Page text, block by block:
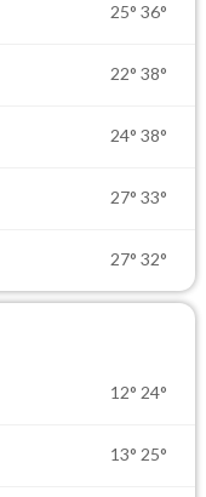
25° 36°
22° 38°
24° 38°
27° 33°
27° 32°
12° 24°
13° 25°